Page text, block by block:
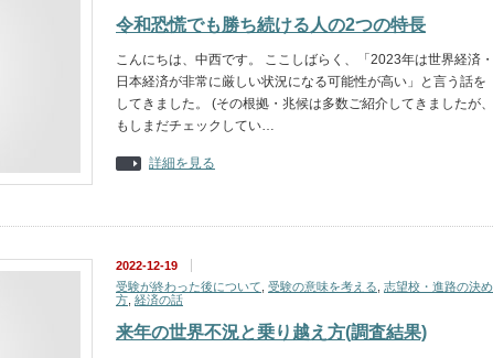
令和恐慌でも勝ち続ける人の2つの特長
こんにちは、中西です。 ここしばらく、「2023年は世界経済・
日本経済が非常に厳しい状況になる可能性が高い」と言う話を
してきました。 (その根拠・兆候は多数ご紹介してきましたが、
もしまだチェックしてい…
詳細を見る
2022-12-19
受験が終わった後について 受験の意味を考える 志望校・進路の決め
方 経済の話
来年の世界不況と乗り越え方(調査結果)